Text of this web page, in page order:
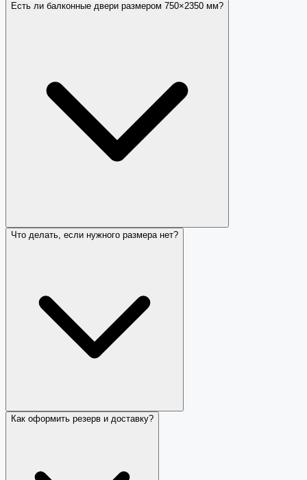
Есть ли балконные двери размером 750×2350 мм?
Что делать, если нужного размера нет?
Как оформить резерв и доставку?